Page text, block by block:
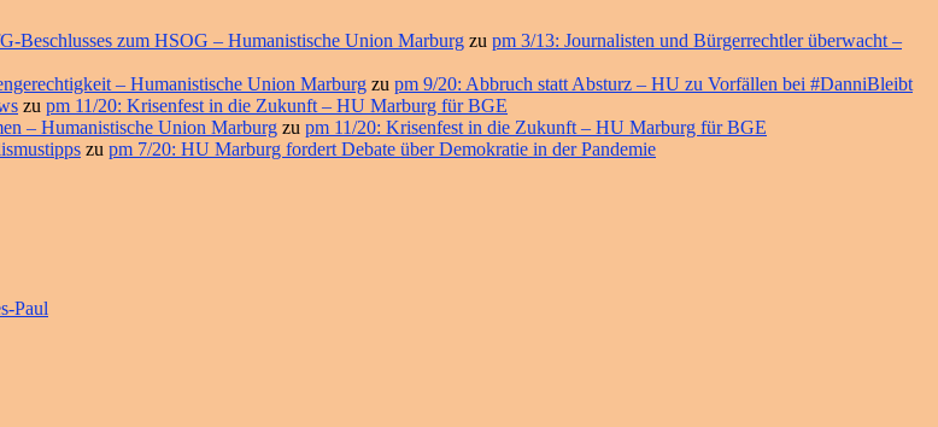
Beschlusses zum HSOG – Humanistische Union Marburg zu pm 3/13: Journalisten und Bürgerrechtler überwacht –
– Humanistische Union Marburg zu pm 9/20: Abbruch statt Absturz – HU zu Vorfällen bei #DanniBleibt
zu pm 11/20: Krisenfest in die Zukunft – HU Marburg für BGE
– Humanistische Union Marburg zu pm 11/20: Krisenfest in die Zukunft – HU Marburg für BGE
zu pm 7/20: HU Marburg fordert Debate über Demokratie in der Pandemie
Paul